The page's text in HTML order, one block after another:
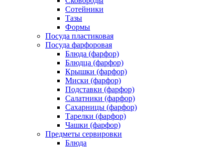
Сотейники
Тазы
Формы
Посуда пластиковая
Посуда фарфоровая
Блюда (фарфор)
Блюдца (фарфор)
Крышки (фарфор)
Миски (фарфор)
Подставки (фарфор)
Салатники (фарфор)
Сахарницы (фарфор)
Тарелки (фарфор)
Чашки (фарфор)
Предметы сервировки
Блюда